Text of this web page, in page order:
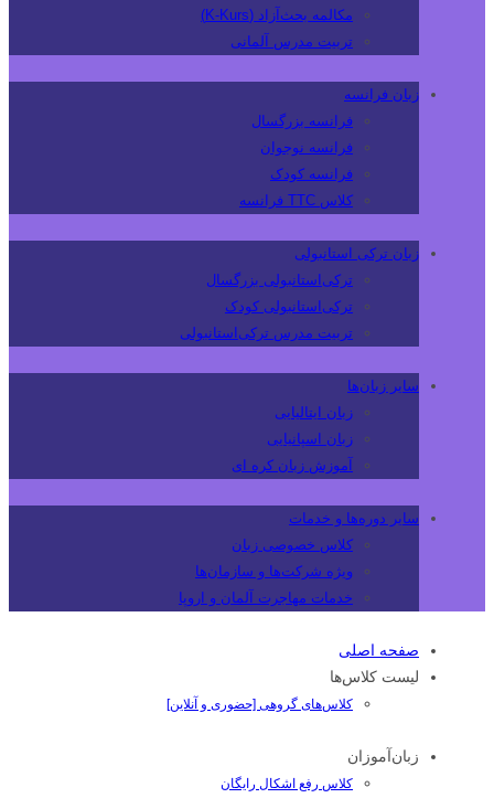
مکالمه بحث‌آزاد (K-Kurs)
تربیت مدرس آلمانی
زبان فرانسه
فرانسه بزرگسال
فرانسه نوجوان
فرانسه کودک
کلاس TTC فرانسه
زبان ترکی استانبولی
ترکی‌استانبولی بزرگسال
ترکی‌استانبولی کودک
تربیت مدرس ترکی‌استانبولی
سایر زبان‌ها
زبان ایتالیایی
زبان اسپانیایی
آموزش زبان کره ای
سایر دوره‌ها و خدمات
کلاس خصوصی زبان
ویژه شرکت‌ها و سازمان‌ها
خدمات مهاجرت آلمان و اروپا
صفحه اصلی
لیست کلاس‌ها
کلاس‌های گروهی [حضوری و آنلاین]
زبان‌آموزان
کلاس رفع اشکال رایگان